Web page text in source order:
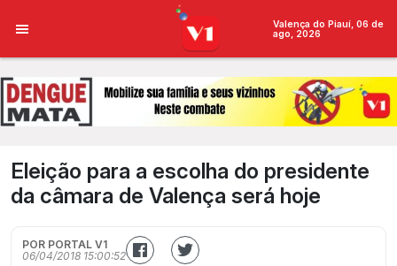
Valença do Piauí, 06 de
ago, 2026
Eleição para a escolha do presidente
da câmara de Valença será hoje
POR PORTAL V1
06/04/2018 15:00:52